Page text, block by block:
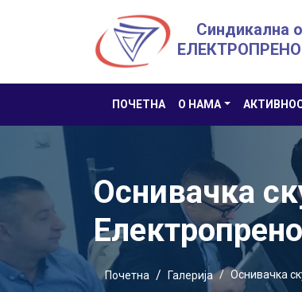
Синдикална
ПОЧЕТНА О НАМА
Оснивачка
Почетна Галерија Оснивачка